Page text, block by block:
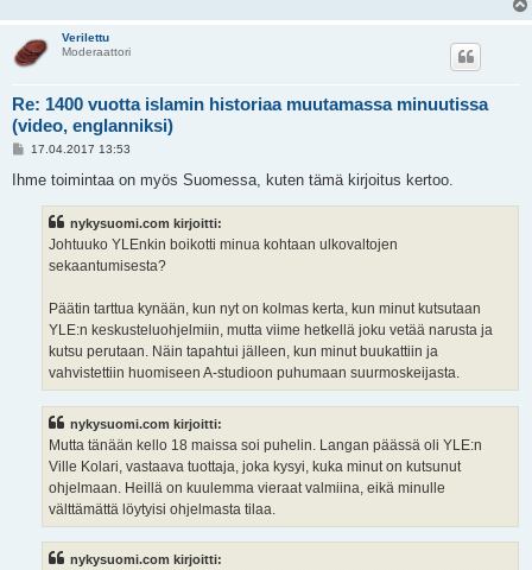
Verilettu
Moderaattori
Re: 1400 vuotta islamin historiaa muutamassa minuutissa
(video, englanniksi)
V
e
17.04.2017 13:53
Ihme toimintaa on myös Suomessa, kuten tämä kirjoitus kertoo.
nykysuomi.com kirjoitti:
Johtuuko YLEnkin boikotti minua kohtaan ulkovaltojen
sekaantumisesta?
Päätin tarttua kynään, kun nyt on kolmas kerta, kun minut kutsutaan
YLE:n keskusteluohjelmiin, mutta viime hetkellä joku vetää narusta ja
kutsu perutaan. Näin tapahtui jälleen, kun minut buukattiin ja
vahvistettiin huomiseen A-studioon puhumaan suurmoskeijasta.
nykysuomi.com kirjoitti:
Mutta tänään kello 18 maissa soi puhelin. Langan päässä oli YLE:n
Ville Kolari, vastaava tuottaja, joka kysyi, kuka minut on kutsunut
ohjelmaan. Heillä on kuulemma vieraat valmiina, eikä minulle
välttämättä löytyisi ohjelmasta tilaa.
nykysuomi.com kirjoitti: